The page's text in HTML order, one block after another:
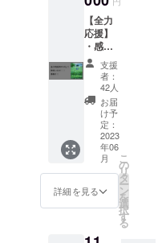
保存方
法 [直
射日
光・高
温多湿
を避け
冷暗所
にて保
存] 賞味
期限
[2024.6
] 「原材
料及び
等の食
品表示
み下さ
い ※リ
ターン
商品の
保存方
法 [直
射日
光・高
温多湿
を避け
冷暗所
にて保
存] 賞味
期限
[2024.6
] 「原材
度 で
きたて
の新茶
（ほう
じ茶）
（広島
県産）
（20g）
×1 ・
2023年
度 で
きたて
の新茶
（和紅
茶)（広
（20g）
【全力
応援】
・感謝
を込め
たお礼
のメー
ルをお
送りさ
せて頂
きま
す。 ※
いただ
いたご
支援金
は、リ
ターン
かから
支援
者：
42人
お届
け予
定：
2023
年06
月
詳細を見る
こ
の
リ
タ
ー
ン
を
選
択
す
る